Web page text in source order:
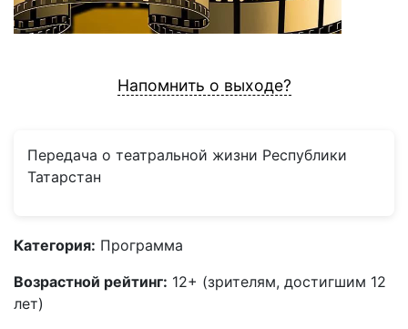
Напомнить о выходе?
Передача о театральной жизни Республики
Татарстан
Категория: Программа
Возрастной рейтинг: 12+ (зрителям, достигшим 12
лет)